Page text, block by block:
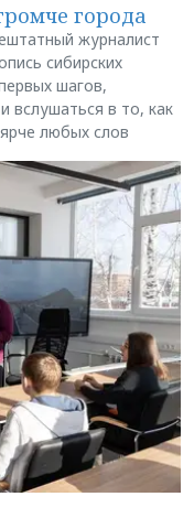
города
журналист
сибирских
шагов,
вслушаться в то, как
любых слов